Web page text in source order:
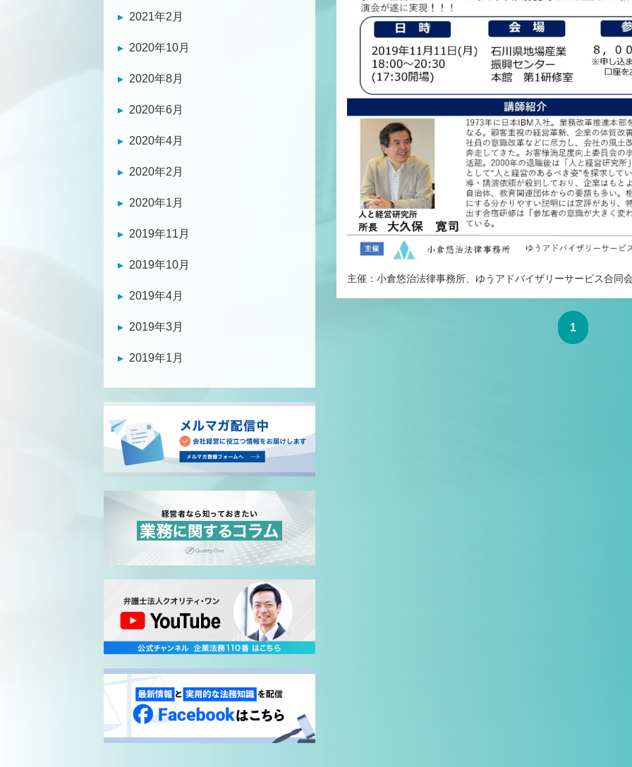
2021年2月
2020年10月
2020年8月
2020年6月
2020年4月
2020年2月
2020年1月
2019年11月
2019年10月
2019年4月
2019年3月
2019年1月
主催：小倉悠治法律事務所、ゆうアドバイザリーサービス合同
1